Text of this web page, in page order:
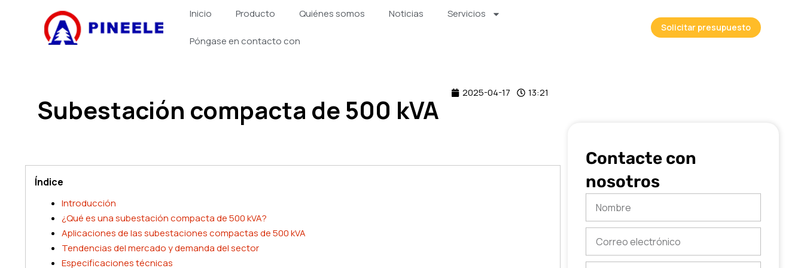
Inicio Producto Quiénes somos Noticias Servicios
Póngase en contacto con
Solicitar presupuesto
Subestación compacta de 500 kVA
2025-04-17 13:21
Índice
Introducción
¿Qué es una subestación compacta de 500 kVA?
Aplicaciones de las subestaciones compactas de 500 kVA
Tendencias del mercado y demanda del sector
Especificaciones técnicas
Contacte con
nosotros
electrónico